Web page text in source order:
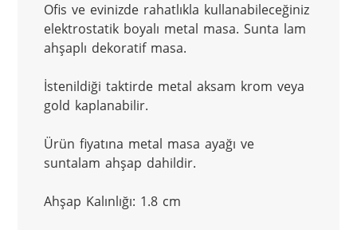
Ofis ve evinizde rahatlıkla kullanabileceğiniz
elektrostatik boyalı metal masa. Sunta lam
ahşaplı dekoratif masa.
İstenildiği taktirde metal aksam krom veya
gold kaplanabilir.
Ürün fiyatına metal masa ayağı ve
suntalam ahşap dahildir.
Ahşap Kalınlığı: 1.8 cm